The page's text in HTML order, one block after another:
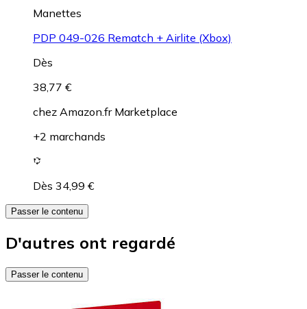
Manettes
PDP 049-026 Rematch + Airlite (Xbox)
Dès
38,77 €
chez Amazon.fr Marketplace
+2 marchands
Dès 34,99 €
Passer le contenu
D'autres ont regardé
Passer le contenu